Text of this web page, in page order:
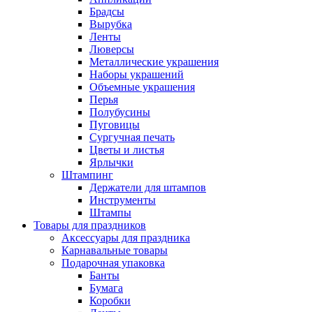
Брадсы
Вырубка
Ленты
Люверсы
Металлические украшения
Наборы украшений
Объемные украшения
Перья
Полубусины
Пуговицы
Сургучная печать
Цветы и листья
Ярлычки
Штампинг
Держатели для штампов
Инструменты
Штампы
Товары для праздников
Аксессуары для праздника
Карнавальные товары
Подарочная упаковка
Банты
Бумага
Коробки